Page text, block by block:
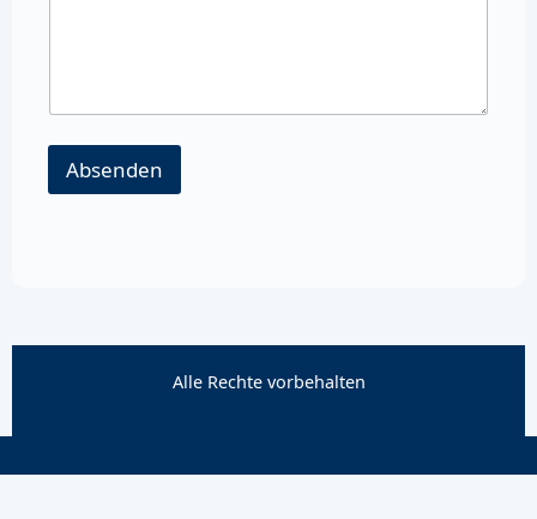
Absenden
Alle Rechte vorbehalten